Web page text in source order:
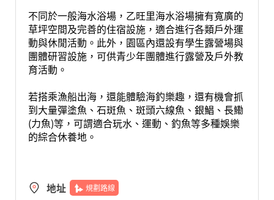
不同於一般海水浴場，乙旺里海水浴場擁有寬廣的
草坪空間及完善的住宿設施，適合進行各類戶外運
動與休閒活動。此外，園區內還設有學生露營場與
團體研習設施，可供青少年團體進行露營及戶外教
育活動。
若搭乘漁船出海，還能體驗海釣樂趣，還有機會抓
到大量彈塗魚、石斑魚、斑頭六線魚、銀鯧、長鰳
(力魚)等，可謂適合玩水、運動、釣魚等多種娛樂
的綜合休養地。
地址 規劃路線